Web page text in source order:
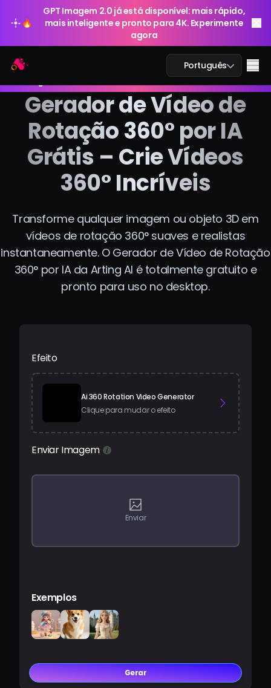
🔥
GPT Imagem 2.0 já está disponível: mais rápido,
mais inteligente e pronto para 4K. Experimente
agora
Português
Chat IA
IA Estudo
Vídeo IA
Ferramentas IA
🔥
GPT Imagem 2.0 já está disponível: mais rápido,
mais inteligente e pronto para 4K. Experimente
Gerador de Vídeo de
Rotação 360° por IA
Grátis – Crie Vídeos
360° Incríveis
Transforme qualquer imagem ou objeto 3D em
vídeos de rotação 360° suaves e realistas
instantaneamente. O Gerador de Vídeo de Rotação
360° por IA da Arting AI é totalmente gratuito e
pronto para uso no desktop.
Efeito
Ai 360 Rotation Video Generator
Clique para mudar o efeito
Enviar Imagem
Enviar
Exemplos
Gerar